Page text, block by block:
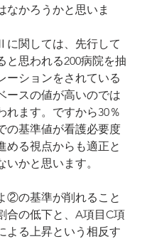
なかろうかと思いま
関しては、先行して
と思われる200病院を抽
ーションをされている
ースの値が高いのでは
れます。ですから30％
の基準値が看護必要度
める視点からも適正と
いかと思います。
②の基準が削れること
合の低下と、A項目C項
よる上昇という相反す